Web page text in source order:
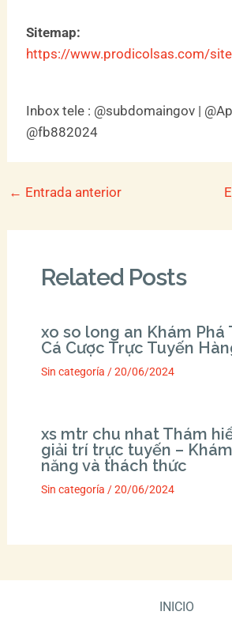
Sitemap:
https://www.prodicolsas.com/
Inbox tele : @subdomaingov |
@fb882024
← Entrada anterior
Related Posts
xo so long an Khám Phá
Cá Cược Trực Tuyến
Sin categoría /20/06/2024
xs mtr chu nhat Thám
giải trí trực tuyến –
năng và thách thức
Sin categoría /20/06/2024
INICIO